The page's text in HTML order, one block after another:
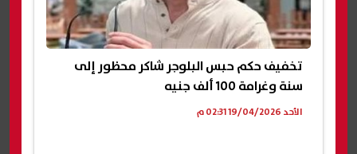
تخفيف حكم حبس البلوجر شاكر محظور إلى
سنة وغرامة 100 ألف جنيه
الأحد 19/04/2026 02:31 م